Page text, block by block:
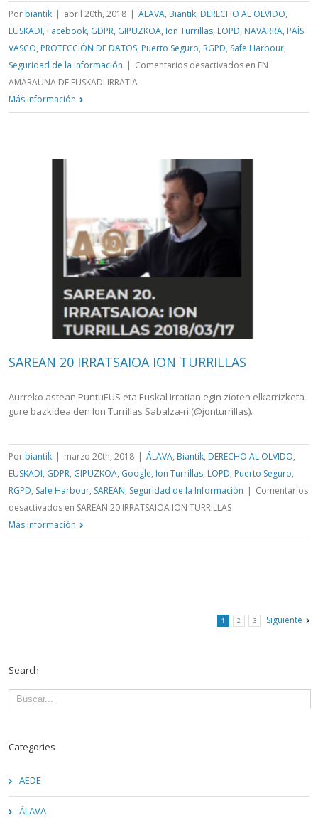
Por biantik | abril 20th, 2018 | ÁLAVA, Biantik, DERECHO AL OLVIDO,
EUSKADI, Facebook, GDPR, GIPUZKOA, Ion Turrillas, LOPD, NAVARRA, PAÍS
VASCO, PROTECCIÓN DE DATOS, Puerto Seguro, RGPD, Safe Harbour,
Seguridad de la Información | Comentarios desactivados en EN
AMARAUNA DE EUSKADI IRRATIA
Más información
SAREAN 20 IRRATSAIOA ION TURRILLAS
Aurreko astean PuntuEUS eta Euskal Irratian egin zioten elkarrizketa
gure bazkidea den Ion Turrillas Sabalza-ri (@jonturrillas).
Por biantik | marzo 20th, 2018 | ÁLAVA, Biantik, DERECHO AL OLVIDO,
EUSKADI, GDPR, GIPUZKOA, Google, Ion Turrillas, LOPD, Puerto Seguro,
RGPD, Safe Harbour, SAREAN, Seguridad de la Información | Comentarios
desactivados en SAREAN 20 IRRATSAIOA ION TURRILLAS
Más información
1 2 3 Siguiente
Search
Categories
AEDE
ÁLAVA